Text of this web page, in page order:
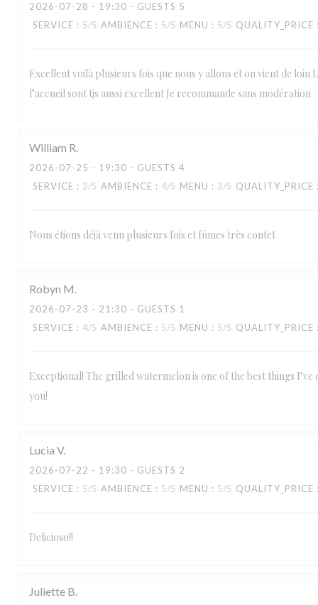
2026-07-28 - 19:30 - GUESTS 5
SERVICE : 5/5 AMBIENCE : 5/5 MENU : 5/5 QUALITY_PRICE
Excellent voilà plusieurs fois que nous y allons et on vient de loin
l’accueil sont tjs aussi excellent Je recommande sans modération
William R
2026-07-25 - 19:30 - GUESTS 4
SERVICE : 3/5 AMBIENCE : 4/5 MENU : 3/5 QUALITY_PRICE
Nous étions déjà venu plusieurs fois et fûmes très contet
Robyn M
2026-07-23 - 21:30 - GUESTS 1
SERVICE : 4/5 AMBIENCE : 5/5 MENU : 5/5 QUALITY_PRICE
Exceptional! The grilled watermelon is one of the best things I’ve
you!
Lucia V
2026-07-22 - 19:30 - GUESTS 2
SERVICE : 5/5 AMBIENCE : 5/5 MENU : 5/5 QUALITY_PRICE
Delicioso!!
Juliette B